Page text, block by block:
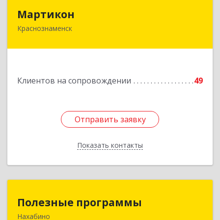
Мартикон
Краснознаменск
Клиентов на сопровождении 49
Отправить заявку
Показать контакты
143090, Московская обл, Краснознаменск г,
Отправить заявку
Назад
Полезные программы
Нахабино